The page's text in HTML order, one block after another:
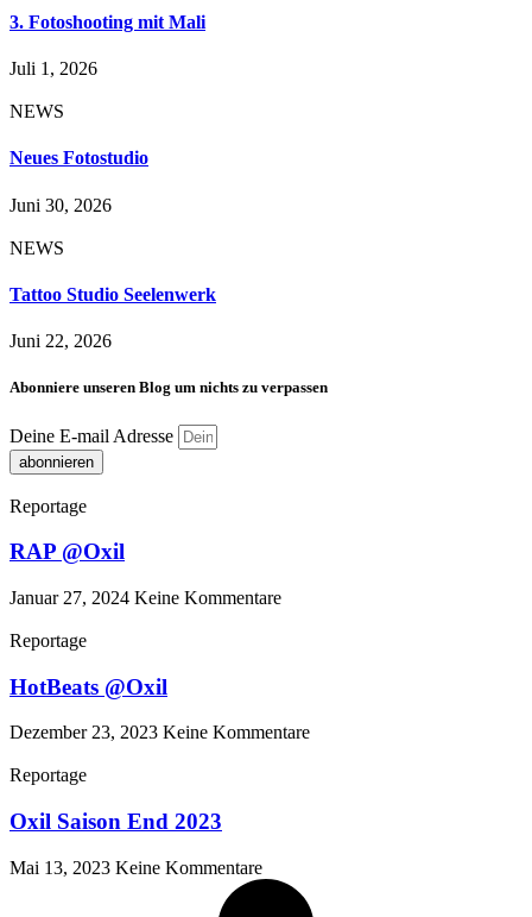
3. Fotoshooting mit Mali
Juli 1, 2026
NEWS
Neues Fotostudio
Juni 30, 2026
NEWS
Tattoo Studio Seelenwerk
Juni 22, 2026
Abonniere unseren Blog um nichts zu verpassen
Deine E-mail Adresse
abonnieren
Reportage
RAP @Oxil
Januar 27, 2024 Keine Kommentare
Reportage
HotBeats @Oxil
Dezember 23, 2023 Keine Kommentare
Reportage
Oxil Saison End 2023
Mai 13, 2023 Keine Kommentare